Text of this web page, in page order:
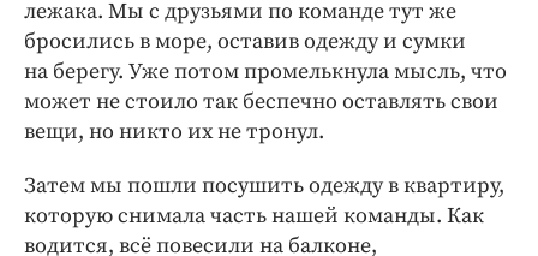
лежака. Мы с друзьями по команде тут же
бросились в море, оставив одежду и сумки
на берегу. Уже потом промелькнула мысль, что
может не стоило так беспечно оставлять свои
вещи, но никто их не тронул.
Затем мы пошли посушить одежду в квартиру,
которую снимала часть нашей команды. Как
водится, всё повесили на балконе,